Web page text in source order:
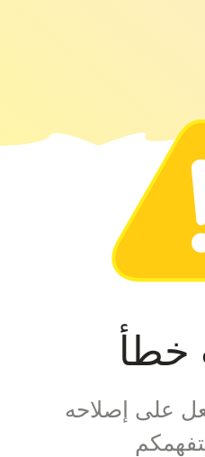
على إصلاحه